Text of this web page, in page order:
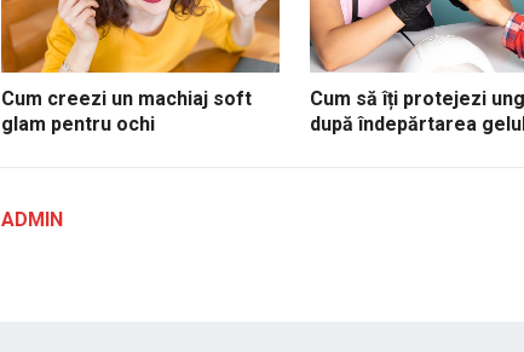
Cum creezi un machiaj soft
glam pentru ochi
Cum să îți protejezi
după îndepărtarea
ADMIN